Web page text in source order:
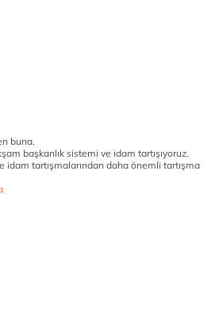
buna.
başkanlık sistemi ve idam tartışıyoruz.
idam tartışmalarından daha önemli tartışma